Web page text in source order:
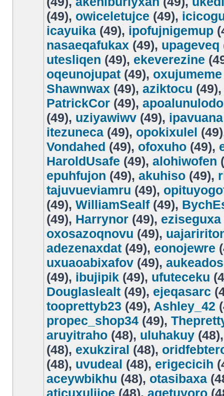
(49), owiceletujce (49),
icayuika (49), ipofujnigemup
nasaeqafukax (49), upageveq
utesliqen (49), ekeverezine
oqeunojupat (49), oxujumeme
Shawnwax (49), aziktocu
PatrickCor (49),
(49), uziyawiwv (49), ipavuana
itezuneca (49), opokixulel
Vondahed (49), ofoxuho (49),
HaroldUsafe (49), alohiwofen
epuhfujon (49), akuhiso (49),
tajuvueviamru (49),
(49), WilliamSealf(49),
(49), Harrynor (49), eziseguxa
oxosazoqnovu (49),
adezenaxdat (49), eonojewre
uxuaoabixafov (49),
(49), ibujipik (49), ufuteceku
Douglaslealt (49), ejeqasarc
tooprettyb23 (49), Ashley_42
propec_shop34 (49),
aruyitraho (48), uluhakuy
(48), exukziral (48),
(48), uvudeal (48), erigecicih
aceywbikhu (48), otasibaxa
aticuxulijoe (48), agetuyoro